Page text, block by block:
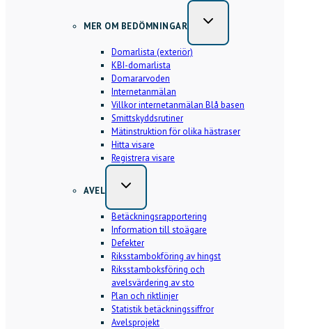
MER OM BEDÖMNINGAR
Domarlista (exteriör)
KBI-domarlista
Domararvoden
Internetanmälan
Villkor internetanmälan Blå basen
Smittskyddsrutiner
Mätinstruktion för olika hästraser
Hitta visare
Registrera visare
AVEL
Betäckningsrapportering
Information till stoägare
Defekter
Riksstambokföring av hingst
Riksstamboksföring och
avelsvärdering av sto
Plan och riktlinjer
Statistik betäckningssiffror
Avelsprojekt